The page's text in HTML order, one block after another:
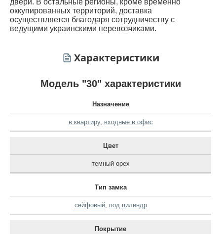
двери. В остальные регионы, кроме временно
оккупированных территорий, доставка
осуществляется благодаря сотрудничеству с
ведущими украинскими перевозчиками.
Характеристики
Модель "30" характеристики
Назначение
в квартиру, входные в офис
Цвет
темный орех
Тип замка
сейфовый, под цилиндр
Покрытие